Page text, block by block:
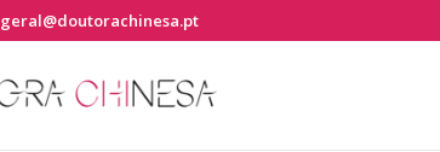
geral@doutorachinesa.pt